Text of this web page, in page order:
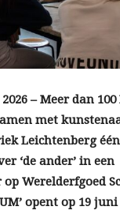
– Meer dan
met
Leichtenberg
‘de ander’ in een
Werelderfgoed
opent op 19